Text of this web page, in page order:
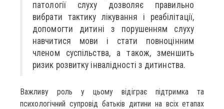
патології слуху дозволяє правильно
вибрати тактику лікування і реабілітації,
допомогти дитині з порушенням слуху
навчитися мови і стати повноцінним
членом суспільства, а також, зменшить
ризик розвитку інвалідності з дитинства.
Важливу роль у цьому відіграє підтримка та
психологічний супровід батьків дитини на всіх етапах